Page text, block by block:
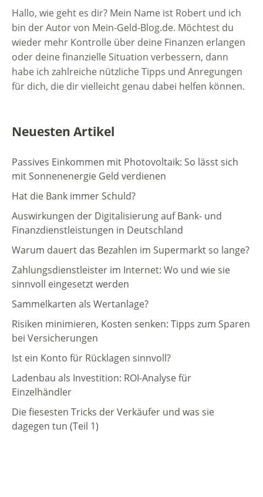
Hallo, wie geht es dir? Mein Name ist Robert und ich
bin der Autor von Mein-Geld-Blog.de. Möchtest du
wieder mehr Kontrolle über deine Finanzen erlangen
oder deine finanzielle Situation verbessern, dann
habe ich zahlreiche nützliche Tipps und Anregungen
für dich, die dir vielleicht genau dabei helfen können.
Neuesten Artikel
Passives Einkommen mit Photovoltaik: So lässt sich
mit Sonnenenergie Geld verdienen
Hat die Bank immer Schuld?
Auswirkungen der Digitalisierung auf Bank- und
Finanzdienstleistungen in Deutschland
Warum dauert das Bezahlen im Supermarkt so lange?
Zahlungsdienstleister im Internet: Wo und wie sie
sinnvoll eingesetzt werden
Sammelkarten als Wertanlage?
Risiken minimieren, Kosten senken: Tipps zum Sparen
bei Versicherungen
Ist ein Konto für Rücklagen sinnvoll?
Ladenbau als Investition: ROI-Analyse für
Einzelhändler
Die fiesesten Tricks der Verkäufer und was sie
dagegen tun (Teil 1)